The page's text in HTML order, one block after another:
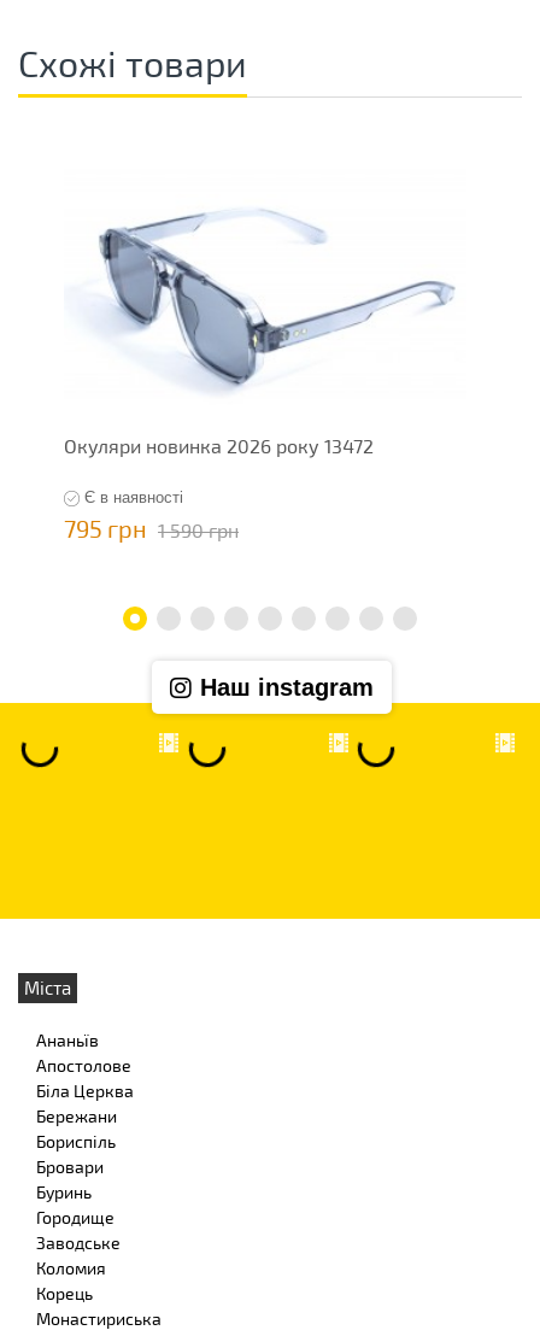
Схожі товари
Окуляри новинка 2026 року 13472
Є в наявності
795 грн 1 590 грн
Наш instagram
Міста
Ананьїв
Апостолове
Біла Церква
Бережани
Бориспіль
Бровари
Буринь
Городище
Заводське
Коломия
Корець
Монастириська